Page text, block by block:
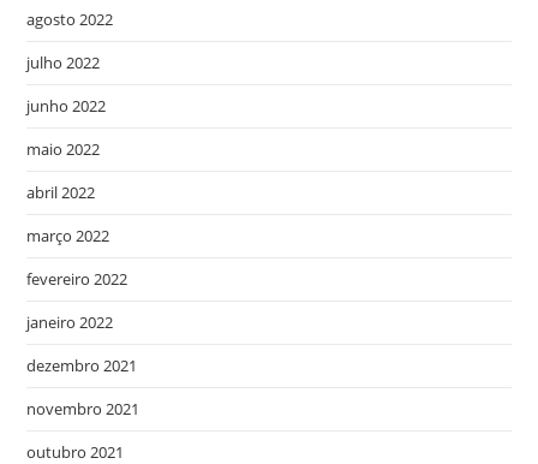
agosto 2022
julho 2022
junho 2022
maio 2022
abril 2022
março 2022
fevereiro 2022
janeiro 2022
dezembro 2021
novembro 2021
outubro 2021